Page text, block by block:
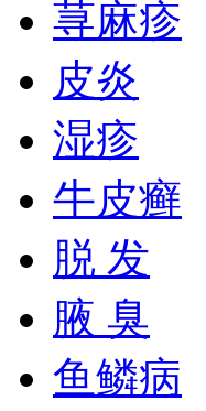
荨麻疹
皮炎
湿疹
牛皮癣
脱 发
腋 臭
鱼鳞病